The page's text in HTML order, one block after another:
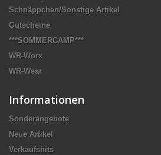
Schnäppchen/Sonstige Artikel
Gutscheine
***SOMMERCAMP***
WR-Worx
WR-Wear
Informationen
Sonderangebote
Neue Artikel
Verkaufshits